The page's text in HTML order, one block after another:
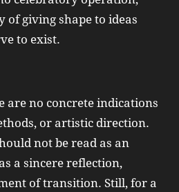
of giving shape to ideas
to exist.
are no concrete indications
or artistic direction.
not be read as an
a sincere reflection,
of transition. Still, for a